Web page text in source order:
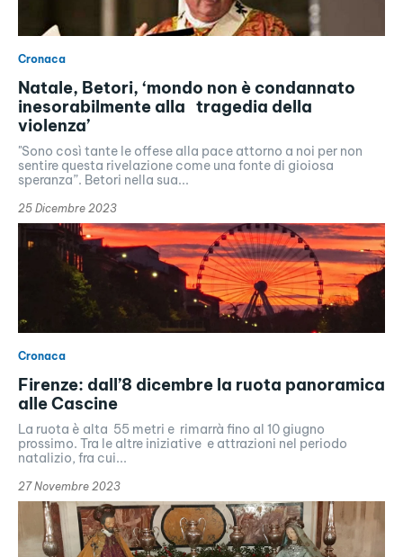
Cronaca
Natale, Betori, ‘mondo non è condannato
inesorabilmente alla tragedia della
violenza’
"Sono così tante le offese alla pace attorno a noi per non
sentire questa rivelazione come una fonte di gioiosa
speranza”. Betori nella sua...
25 Dicembre 2023
Cronaca
Firenze: dall’8 dicembre la ruota panoramica
alle Cascine
La ruota è alta 55 metri e rimarrà fino al 10 giugno
prossimo. Tra le altre iniziative e attrazioni nel periodo
natalizio, fra cui...
27 Novembre 2023